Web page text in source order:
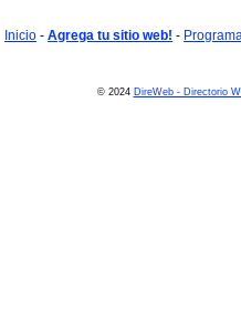
Inicio - Agrega tu sitio web! -
© 2024 DireWeb - Directorio